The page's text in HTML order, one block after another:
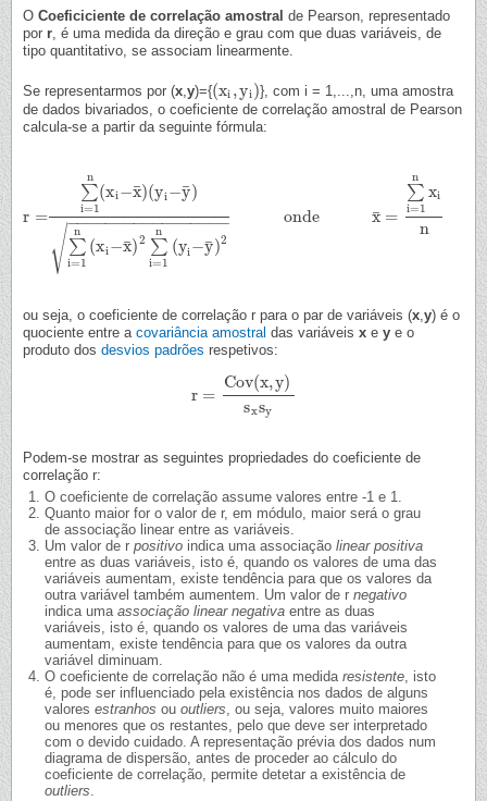
O Coeficiciente de correlação amostral de Pearson, representado
por r, é uma medida da direção e grau com que duas variáveis, de
tipo quantitativo, se associam linearmente.
Se representarmos por (x,y)={(xi ,yi)
(xi, yi)
}, com i = 1,...,n, uma amostra
de dados bivariados, o coeficiente de correlação amostral de Pearson
calcula-se a partir da seguinte fórmula:
r =
∑
i=1
n
(xi−x
¯)(yi−y
¯)
∑
i=1
n
(xi−x
¯)2 ∑
i=1
n
(yi−y
¯)2
− −
−−−−−−−−−−−−−−−
√
onde x
¯ =
∑
i=1
n
xi
n
r=∑i=1n(xi−x¯)(yi−y¯)∑i= ¯)2∑i=1 ¯)2 on dex¯=∑ xi
ou seja, o coeficiente de correlação r para o par de variáveis (x,y) é o
quociente entre a covariância amostral das variáveis x e y e o
produto dos desvios padrões respetivos:
r =
Cov(x,y)
sxsy
r =C ov(x,y)sxsy
Podem-se mostrar as seguintes propriedades do coeficiente de
correlação r:
O coeficiente de correlação assume valores entre -1 e 1.
Quanto maior for o valor de r, em módulo, maior será o grau
de associação linear entre as variáveis.
Um valor de r positivo indica uma associação linear positiva
entre as duas variáveis, isto é, quando os valores de uma das
variáveis aumentam, existe tendência para que os valores da
outra variável também aumentem. Um valor de r negativo
indica uma associação linear negativa entre as duas
variáveis, isto é, quando os valores de uma das variáveis
aumentam, existe tendência para que os valores da outra
variável diminuam.
O coeficiente de correlação não é uma medida resistente, isto
é, pode ser influenciado pela existência nos dados de alguns
valores estranhos ou outliers, ou seja, valores muito maiores
ou menores que os restantes, pelo que deve ser interpretado
com o devido cuidado. A representação prévia dos dados num
diagrama de dispersão, antes de proceder ao cálculo do
coeficiente de correlação, permite detetar a existência de
outliers.